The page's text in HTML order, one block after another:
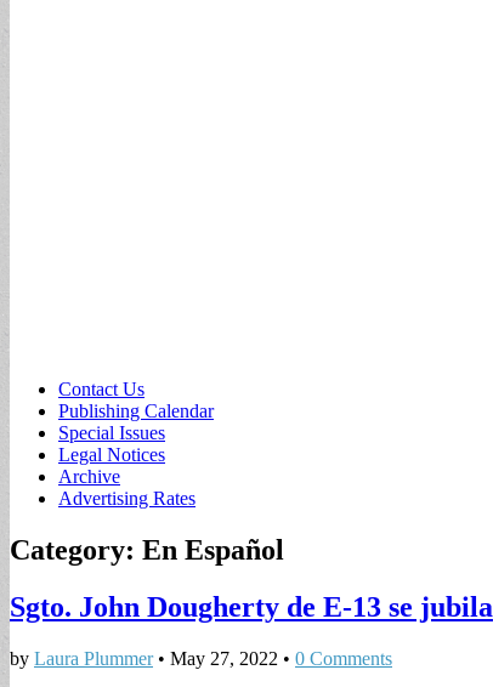
Sub
menu
Contact Us
Publishing Calendar
Special Issues
Legal Notices
Archive
Advertising Rates
Category: En Español
Sgto. John Dougherty de E-13 se jubila
by Laura Plummer• May 27, 2022 • 0 Comments